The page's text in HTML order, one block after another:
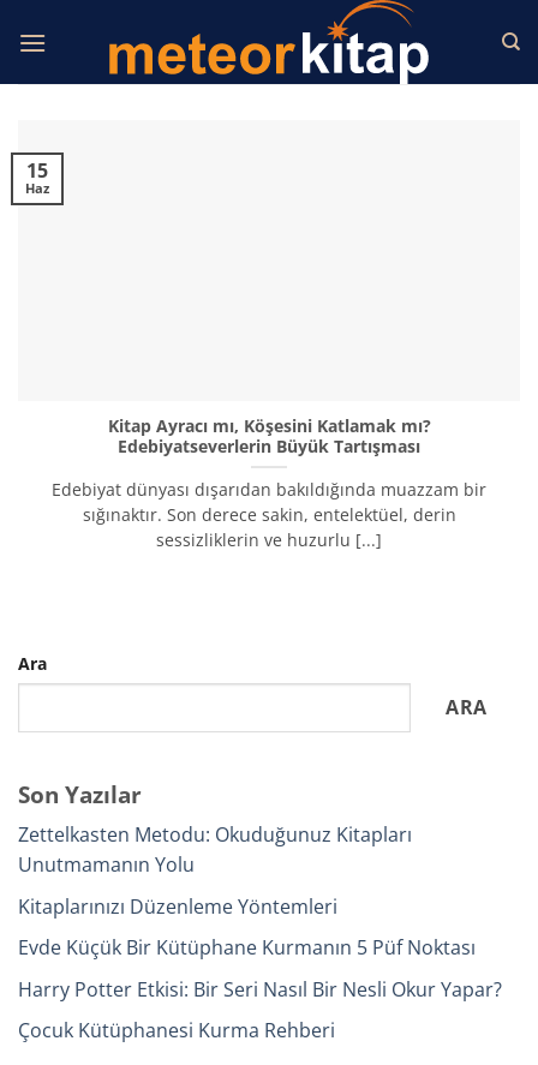
atla
Kitap Ayracı mı, Köşesini Katlamak mı?
Edebiyatseverlerin Büyük Tartışması
Edebiyat dünyası dışarıdan bakıldığında muazzam bir
sığınaktır. Son derece sakin, entelektüel, derin
sessizliklerin ve huzurlu [...]
15
Haz
Ara
ARA
Son Yazılar
Zettelkasten Metodu: Okuduğunuz Kitapları
Unutmamanın Yolu
Kitaplarınızı Düzenleme Yöntemleri
Evde Küçük Bir Kütüphane Kurmanın 5 Püf Noktası
Harry Potter Etkisi: Bir Seri Nasıl Bir Nesli Okur Yapar?
Çocuk Kütüphanesi Kurma Rehberi